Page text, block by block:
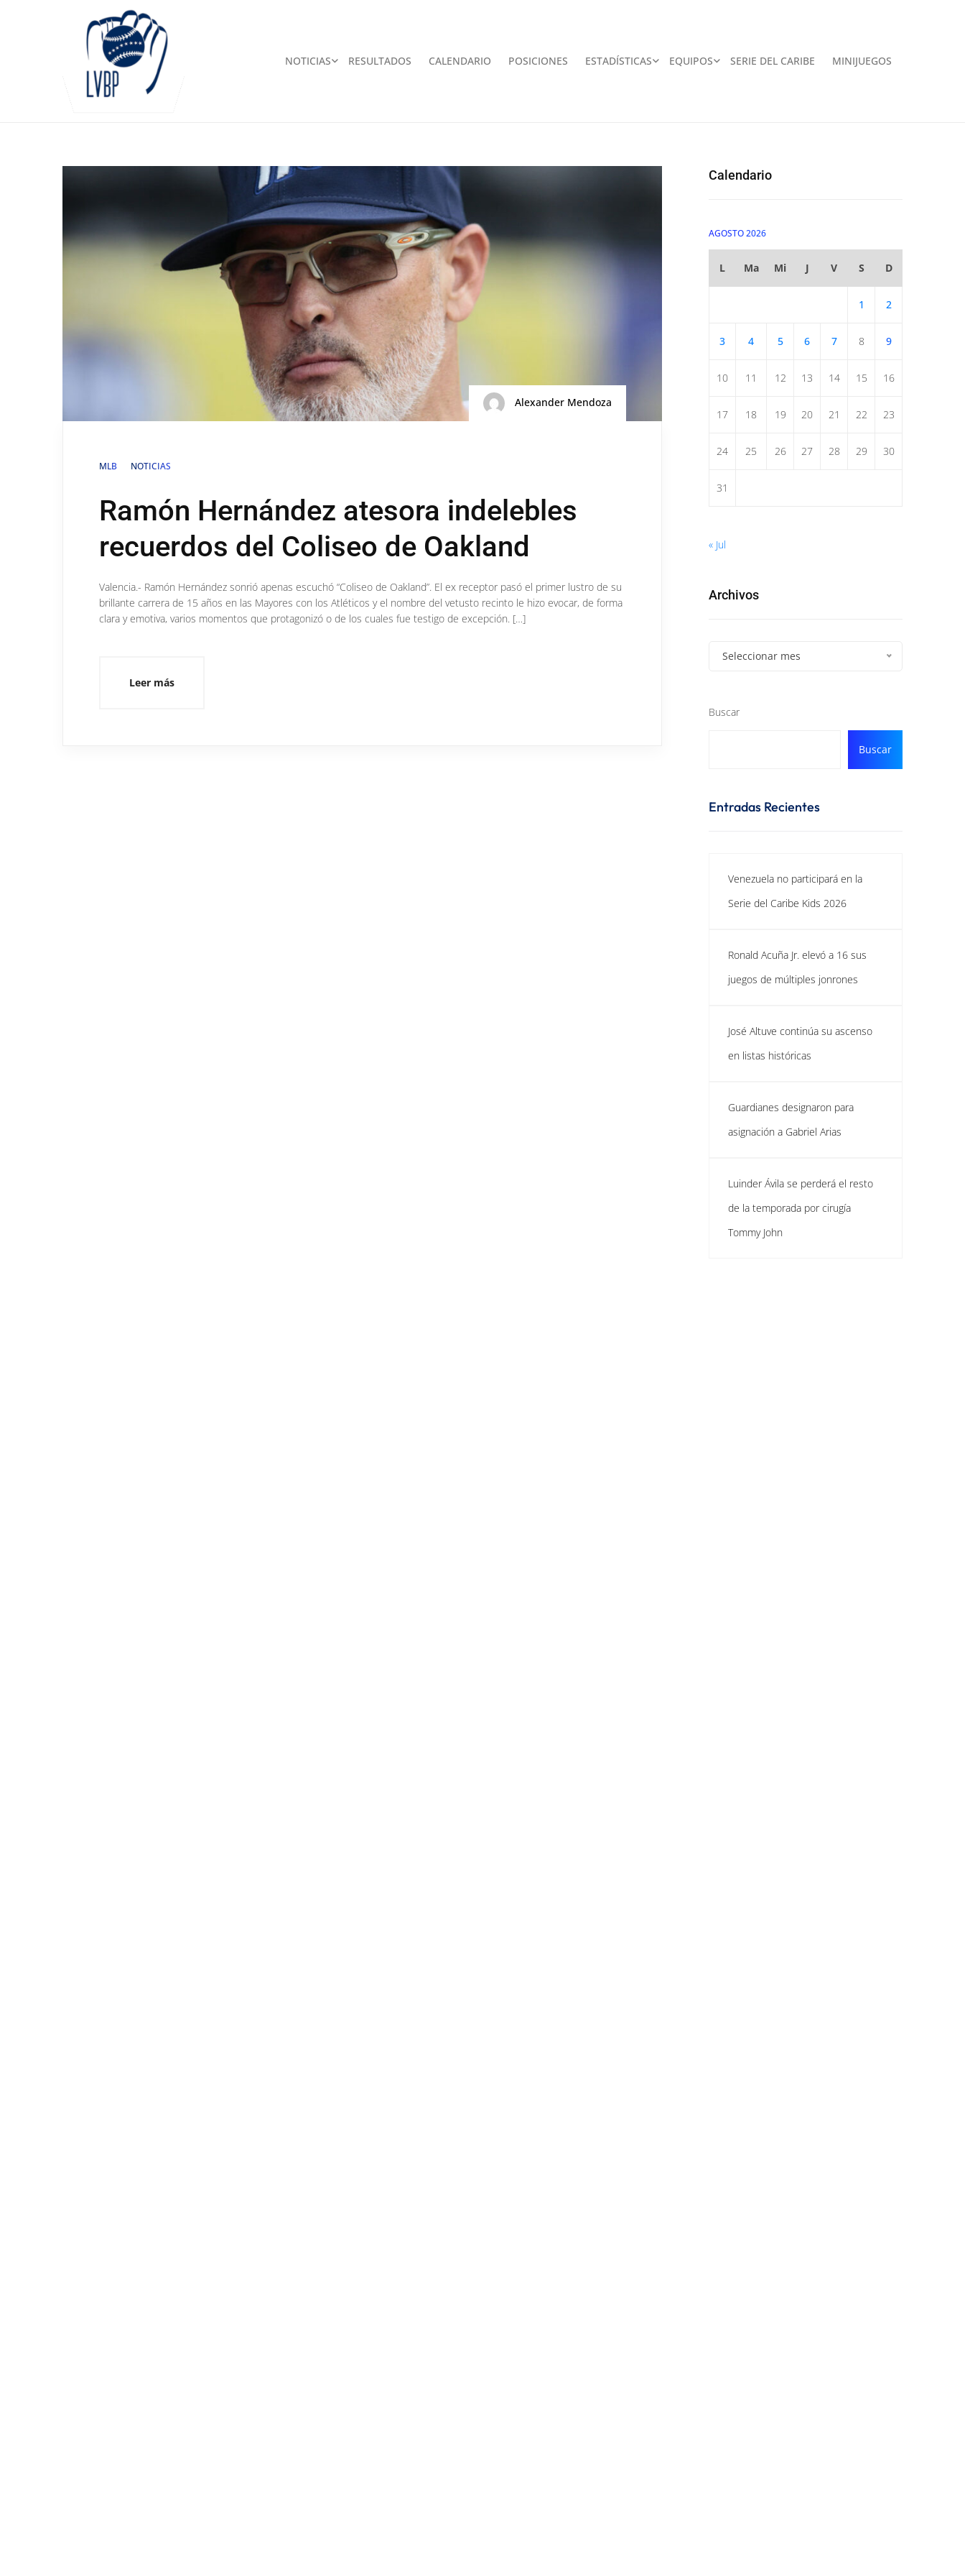
NOTICIAS RESULTADOS CALENDARIO POSICIONES ESTADÍSTICAS EQUIPOS SERIE DEL CARIBE MINIJUEGOS
Alexander Mendoza
MLB NOTICIAS
Ramón Hernández atesora indelebles
recuerdos del Coliseo de Oakland
Valencia.- Ramón Hernández sonrió apenas escuchó “Coliseo de Oakland”. El ex receptor pasó el primer lustro de su
brillante carrera de 15 años en las Mayores con los Atléticos y el nombre del vetusto recinto le hizo evocar, de forma
clara y emotiva, varios momentos que protagonizó o de los cuales fue testigo de excepción. […]
Leer más
Calendario
AGOSTO 2026
L Ma Mi J V S D
1 2
3 4 5 6 7 8 9
10 11 12 13 14 15 16
17 18 19 20 21 22 23
24 25 26 27 28 29 30
31
« Jul
Archivos
Seleccionar mes
Buscar
Buscar
Entradas Recientes
Venezuela no participará en la
Serie del Caribe Kids 2026
Ronald Acuña Jr. elevó a 16 sus
juegos de múltiples jonrones
José Altuve continúa su ascenso
en listas históricas
Guardianes designaron para
asignación a Gabriel Arias
Luinder Ávila se perderá el resto
de la temporada por cirugía
Tommy John